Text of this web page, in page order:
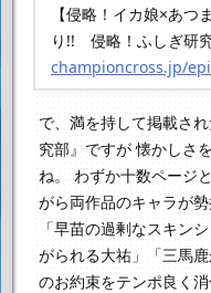
【侵略！イカ娘×あつ
り!! 侵略！ふしぎ研
championcross.jp/
で、満を持して掲載さ
究部』ですが懐かしさ
ね。
わずか十数ページ
がら両作品のキャラが勢
「早苗の過剰なスキンシ
がられる大祐」「三馬
のお約束をテンポ良く